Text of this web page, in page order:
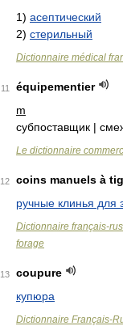
1) асептический
2) стерильный
Dictionnaire médical
11
équipementier
m
субпоставщик |
Le dictionnaire
12
coins manuels à
ручные клинья для
Dictionnaire français-
forage
13
coupure
купюра
Dictionnaire Français-